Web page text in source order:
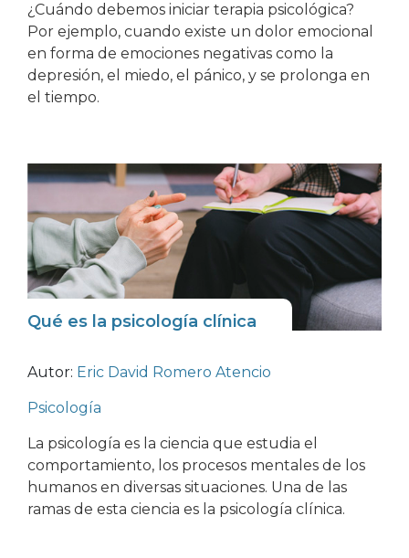
¿Cuándo debemos iniciar terapia psicológica?
Por ejemplo, cuando existe un dolor emocional
en forma de emociones negativas como la
depresión, el miedo, el pánico, y se prolonga en
el tiempo.
Qué es la psicología clínica
Autor: Eric David Romero Atencio
Psicología
La psicología es la ciencia que estudia el
comportamiento, los procesos mentales de los
humanos en diversas situaciones. Una de las
ramas de esta ciencia es la psicología clínica.